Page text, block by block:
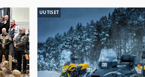
UUTISET